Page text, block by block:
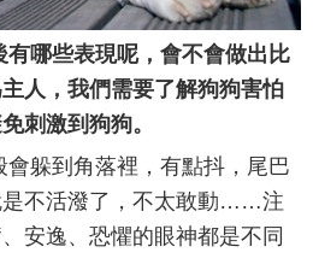
有哪些表現呢，會不會做出比
人，我們需要了解狗狗害怕
刺激到狗狗。
到角落裡，有點抖，尾巴
是不活潑了，不太敢動……注
安逸、恐懼的眼神都是不同